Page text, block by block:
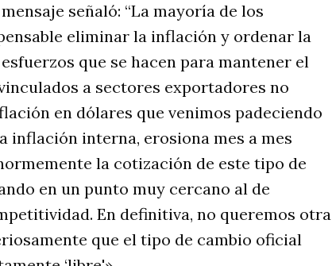
señaló: “La mayoría de los
eliminar la inflación y ordenar la
que se hacen para mantener el
a sectores exportadores no
en dólares que venimos padeciendo
inflación interna, erosiona mes a mes
la cotización de este tipo de
en un punto muy cercano al de
En definitiva, no queremos otra
que el tipo de cambio oficial